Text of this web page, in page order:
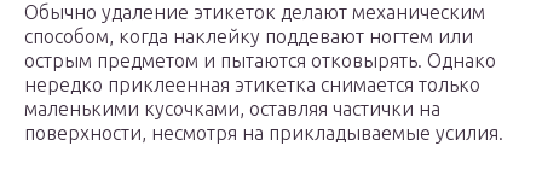
Обычно удаление этикеток делают механическим
способом, когда наклейку поддевают ногтем или
острым предметом и пытаются отковырять. Однако
нередко приклеенная этикетка снимается только
маленькими кусочками, оставляя частички на
поверхности, несмотря на прикладываемые усилия.